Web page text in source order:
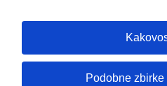
Podobne